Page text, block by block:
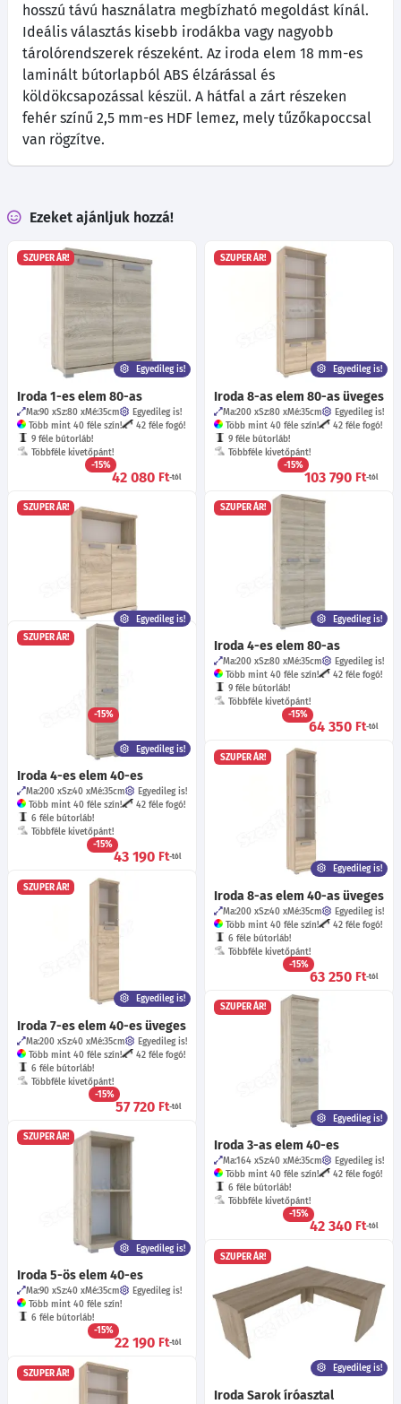
hosszú távú használatra megbízható megoldást kínál.
Ideális választás kisebb irodákba vagy nagyobb
tárolórendszerek részeként. Az iroda elem 18 mm-es
laminált bútorlapból ABS élzárással és
köldökcsapozással készül. A hátfal a zárt részeken
fehér színű 2,5 mm-es HDF lemez, mely tűzőkapoccsal
van rögzítve.
Ezeket ajánljuk hozzá!
SZUPER ÁR!
Egyedileg is!
Iroda 1-es elem 80-as
Ma:90 Sz:80 Mé:35cm
Egyedileg is!
Több mint 40 féle szín!
42 féle fogó!
9 féle bútorláb!
Többféle kivetőpánt!
-15%
42 080 Ft-tól
SZUPER ÁR!
Egyedileg is!
Iroda 8-as elem 80-as üveges
Ma:200 Sz:80 Mé:35cm
Egyedileg is!
Több mint 40 féle szín!
42 féle fogó!
9 féle bútorláb!
Többféle kivetőpánt!
-15%
103 790 Ft-tól
SZUPER ÁR!
Egyedileg is!
Iroda 6-os elem 80-as
Mé:35
Többféle kivetőpánt!
-15%
48 710
SZUPER ÁR!
Egyedileg is!
Iroda 4-es elem 80-as
Ma:200 Sz:80 Mé:35cm
Egyedileg is!
Több mint 40 féle szín!
42 féle fogó!
9 féle bútorláb!
Többféle kivetőpánt!
-15%
64 350 Ft-tól
SZUPER ÁR!
Egyedileg is!
Iroda 4-es elem 40-es
Ma:200 Sz:40 Mé:35cm
Egyedileg is!
Több mint 40 féle szín!
42 féle fogó!
6 féle bútorláb!
Többféle kivetőpánt!
-15%
43 190 Ft-tól
SZUPER ÁR!
Egyedileg is!
Iroda 8-as elem 40-as üveges
Ma:200 Sz:40 Mé:35cm
Egyedileg is!
Több mint 40 féle szín!
42 féle fogó!
6 féle bútorláb!
Többféle kivetőpánt!
-15%
63 250 Ft-tól
SZUPER ÁR!
Egyedileg is!
Iroda 7-es elem 40-es üveges
Ma:200 Sz:40 Mé:35cm
Egyedileg is!
Több mint 40 féle szín!
42 féle fogó!
6 féle bútorláb!
Többféle kivetőpánt!
-15%
57 720 Ft-tól
SZUPER ÁR!
Egyedileg is!
Iroda 3-as elem 40-es
Ma:164 Sz:40 Mé:35cm
Egyedileg is!
Több mint 40 féle szín!
42 féle fogó!
6 féle bútorláb!
Többféle kivetőpánt!
-15%
42 340 Ft-tól
SZUPER ÁR!
Egyedileg is!
Iroda 5-ös elem 40-es
Ma:90 Sz:40 Mé:35cm
Egyedileg is!
Több mint 40 féle szín!
6 féle bútorláb!
-15%
22 190 Ft-tól
SZUPER ÁR!
Egyedileg is!
Iroda Sarok íróasztal
SZUPER ÁR!